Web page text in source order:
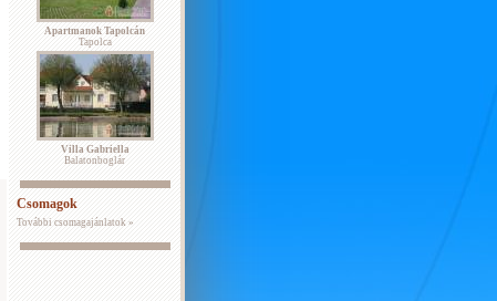
Apartmanok Tapolcán
Tapolca
Villa Gabriella
Balatonboglár
Csomagok
További csomagajánlatok »